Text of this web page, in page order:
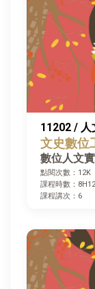
11202 / 人
文史數位
數位人文
點閱次數：12K
課程時數：
課程講次：6